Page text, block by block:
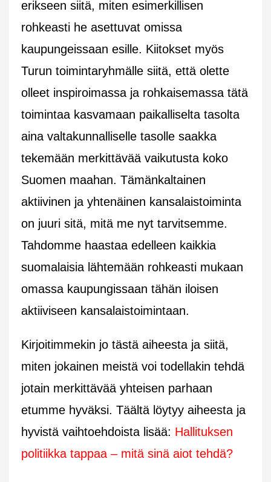
erikseen siitä, miten esimerkillisen
rohkeasti he asettuvat omissa
kaupungeissaan esille. Kiitokset myös
Turun toimintaryhmälle siitä, että olette
olleet inspiroimassa ja rohkaisemassa tätä
toimintaa kasvamaan paikalliselta tasolta
aina valtakunnalliselle tasolle saakka
tekemään merkittävää vaikutusta koko
Suomen maahan. Tämänkaltainen
aktiivinen ja yhtenäinen kansalaistoiminta
on juuri sitä, mitä me nyt tarvitsemme.
Tahdomme haastaa edelleen kaikkia
suomalaisia lähtemään rohkeasti mukaan
omassa kaupungissaan tähän iloisen
aktiiviseen kansalaistoimintaan.
Kirjoitimmekin jo tästä aiheesta ja siitä,
miten jokainen meistä voi todellakin tehdä
jotain merkittävää yhteisen parhaan
etumme hyväksi. Täältä löytyy aiheesta ja
hyvistä vaihtoehdoista lisää: Hallituksen
politiikka tappaa – mitä sinä aiot tehdä?